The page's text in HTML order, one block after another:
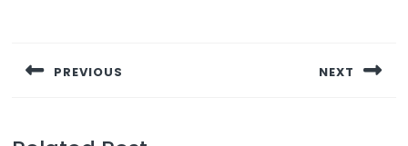
l’article
PREVIOUS NEXT